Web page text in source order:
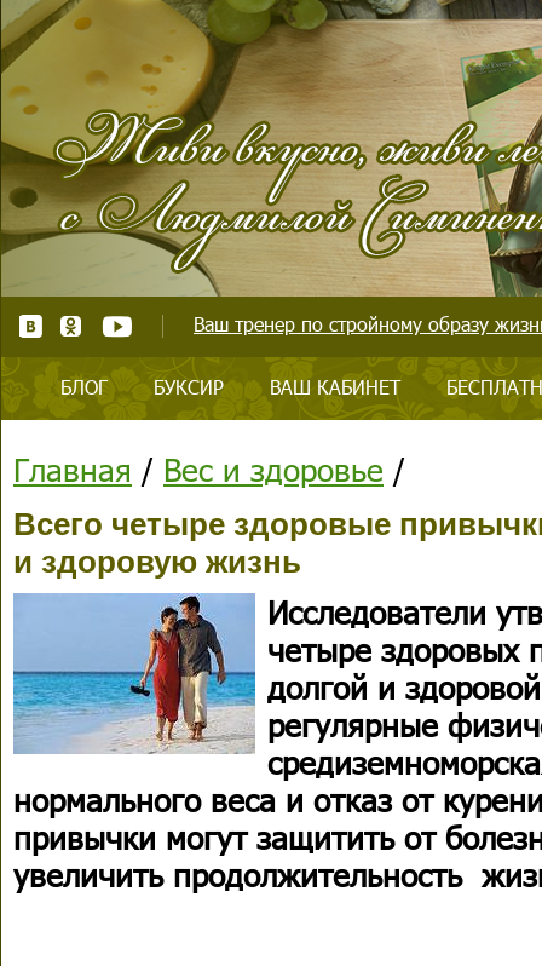
Ваш тренер по стройному образу
БЛОГ БУКСИР ВАШ КАБИНЕТ
Главная / Вес и здоровье /
Всего четыре здоровые
и здоровую жизнь
Исследователи
четыре здоровых
долгой и
регулярные
нормального веса и отказ от
привычки могут защитить от
увеличить продолжительность